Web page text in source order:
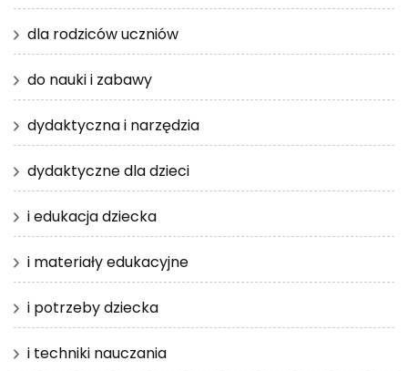
dla rodziców uczniów
do nauki i zabawy
dydaktyczna i narzędzia
dydaktyczne dla dzieci
i edukacja dziecka
i materiały edukacyjne
i potrzeby dziecka
i techniki nauczania